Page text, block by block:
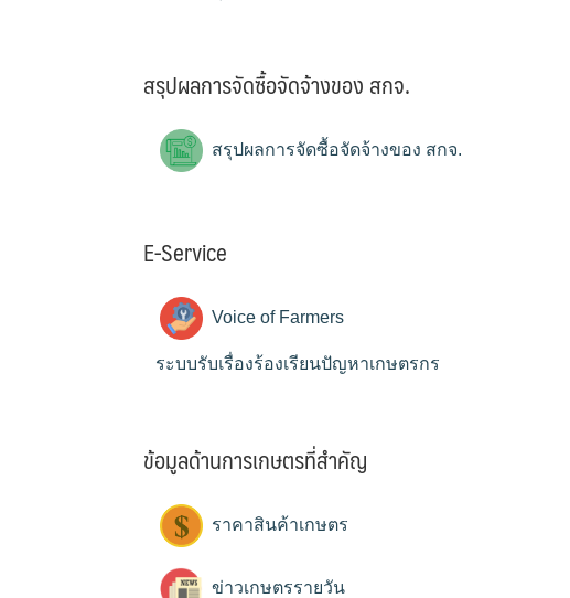
สรุปผลการจัดซื้อจัดจ้างของ สกจ.
สรุปผลการจัดซื้อจัดจ้างของ สกจ.
E-Service
Voice of Farmers
ระบบรับเรื่องร้องเรียนปัญหาเกษตรกร
ข้อมูลด้านการเกษตรที่สำคัญ
ราคาสินค้าเกษตร
ข่าวเกษตรรายวัน